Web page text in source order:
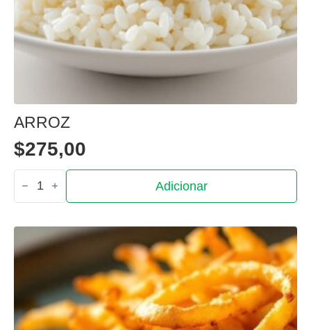
ARROZ
$275,00
Quantidade
de
Arroz
Adicionar